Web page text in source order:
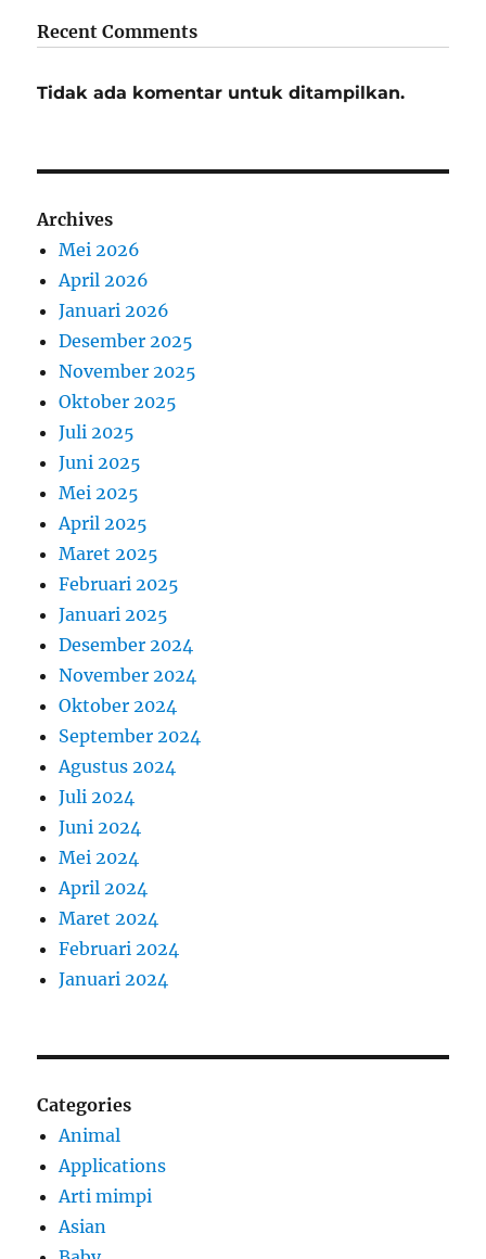
Recent Comments
Tidak ada komentar untuk ditampilkan.
Archives
Mei 2026
April 2026
Januari 2026
Desember 2025
November 2025
Oktober 2025
Juli 2025
Juni 2025
Mei 2025
April 2025
Maret 2025
Februari 2025
Januari 2025
Desember 2024
November 2024
Oktober 2024
September 2024
Agustus 2024
Juli 2024
Juni 2024
Mei 2024
April 2024
Maret 2024
Februari 2024
Januari 2024
Categories
Animal
Applications
Arti mimpi
Asian